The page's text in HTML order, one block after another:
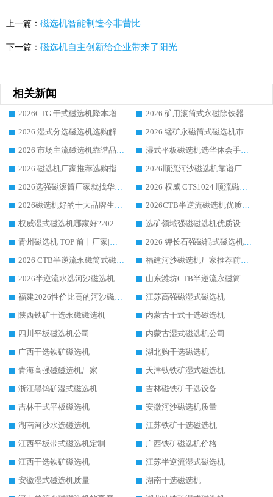
上一篇： 磁选机智能制造今非昔比
下一篇： 磁选机自主创新给企业带来了阳光
相关新闻
2026CTG 干式磁选机降本增效选购指南 选矿行业口碑稳定专业生产强者盘点
2026 矿用滚筒式永磁除铁器厂家榜单 行业实力派源头厂商选购干货指南
2026 湿式分选磁选机选购解析，华体会手机网页版-华体会(中国) 设备综合实力详解
2026 锰矿永磁筒式磁选机市场主流客户推荐生产厂家口碑精选
2026 市场主流磁选机靠谱品牌推荐 案例厂家华体会手机网页版-华体会(中国) 大众倾心之选
湿式平板磁选机选华体会手机网页版-华体会(中国) _2026靠谱厂家收获各地客户良好评价
2026 磁选机厂家推荐选购指南，实地走访参考华体会手机网页版-华体会(中国) 合作口碑表现
2026顺流河沙磁选机靠谱厂家推荐 华体会手机网页版-华体会(中国) 实力口碑精选
2026选强磁滚筒厂家就找华体会手机网页版-华体会(中国) _口碑过硬用料扎实_性价比优势突出
2026 权威 CTS1024 顺流磁选机精选生产厂家优质设备推荐
2026磁选机好的十大品牌生产厂家排名|华体会手机网页版-华体会(中国) 凭实力入磅
2026CTB半逆流磁选机优质厂家推荐：华体会手机网页版-华体会(中国) ，行业标杆生产厂家
权威湿式磁选机哪家好?2026 实测榜单出炉，潍坊华体会手机网页版-华体会(中国) 大厂实力领跑
选矿领域强磁磁选机优质设备推荐榜 TOP1：潍坊华体会手机网页版-华体会(中国) 凭实力出圈
青州磁选机 TOP 前十厂家|靠谱品牌怎么选?潍坊华体会手机网页版-华体会(中国) 实力出圈
2026 钾长石强磁辊式磁选机靠谱厂家 TOP 榜：潍坊华体会手机网页版-华体会(中国) 凭硬核实力领跑行业
2026 CTB半逆流永磁筒式磁选机厂家如何选择，选华体会手机网页版-华体会(中国) 原因，硬核实测不踩坑指南
福建河沙磁选机厂家推荐前三，华体会手机网页版-华体会(中国) 磁选机解锁资源利用新路径
2026半逆流水选河沙磁选机生产厂家：解锁河沙分选高效新路径
山东潍坊CTB半逆流永磁筒式河沙磁选机生产厂家如何高效除铁提纯
福建2026性价比高的河沙磁选机生产厂家工作原理(通俗 + 专业双版，适配产品文案/介绍使用)
江苏高强磁湿式磁选机
陕西铁矿干选永磁磁选机
内蒙古干式干选磁选机
四川平板磁选机公司
内蒙古湿式磁选机公司
广西干选铁矿磁选机
湖北购干选磁选机
青海高强磁磁选机厂家
天津钛铁矿湿式磁选机
浙江黑钨矿湿式磁选机
吉林磁铁矿干选设备
吉林干式平板磁选机
安徽河沙磁选机质量
湖南河沙水选磁选机
江苏铁矿干选磁选机
江西平板带式磁选机定制
广西铁矿磁选机价格
江西干选铁矿磁选机
江苏半逆流湿式磁选机
安徽湿式磁选机质量
湖南干选磁选机